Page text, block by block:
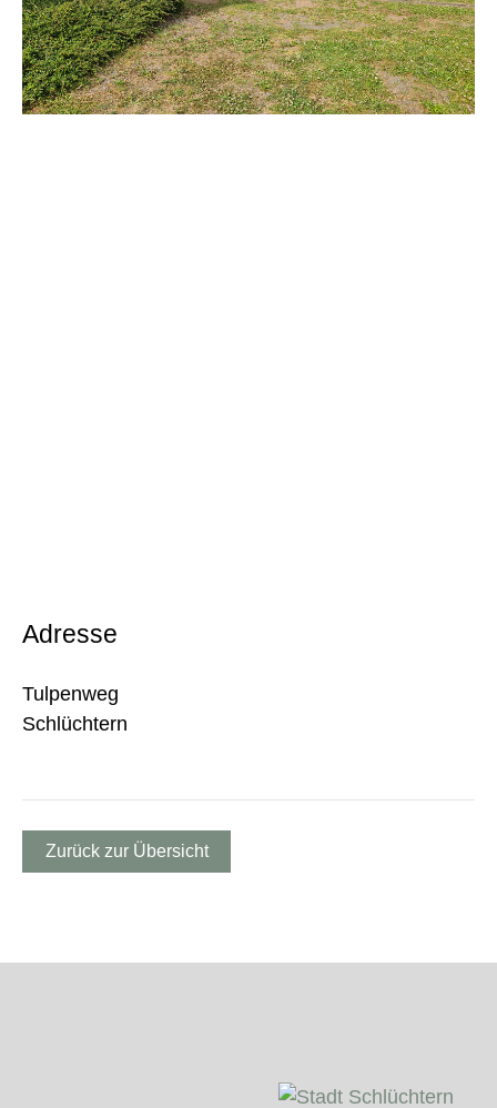
Adresse
Tulpenweg
Schlüchtern
Zurück zur Übersicht